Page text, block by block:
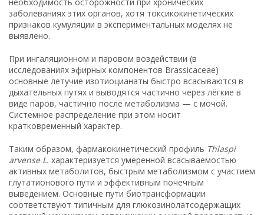
заболеваниях этих органов, хотя токсикокинетических
признаков кумуляции в экспериментальных моделях не
выявлено.
При ингаляционном и паровом воздействии (в
исследованиях эфирных компонентов Brassicaceae)
основные летучие изотиоцианаты быстро всасываются в
дыхательных путях и выводятся частично через лёгкие в
виде паров, частично после метаболизма — с мочой.
Системное распределение при этом носит
кратковременный характер.
Таким образом, фармакокинетический профиль Thlaspi
arvense L. характеризуется умеренной всасываемостью
активных метаболитов, быстрым метаболизмом с участием
глутатионового пути и эффективным почечным
выведением. Основные пути биотрансформации
соответствуют типичным для глюкозинолатсодержащих